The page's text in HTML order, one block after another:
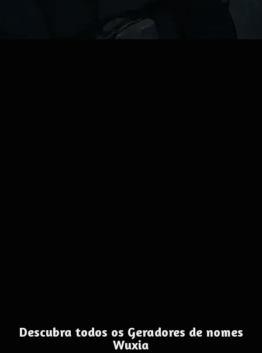
Descubra todos os Geradores de nomes
Wuxia